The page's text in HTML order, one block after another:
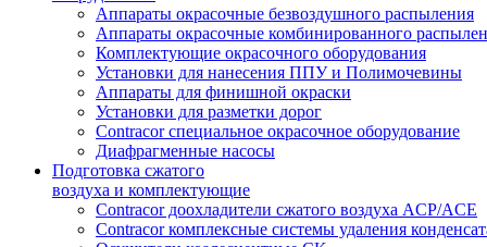
Аппараты окрасочные безвоздушного распыления
Аппараты окрасочные комбинированного
Комплектующие окрасочного оборудования
Установки для нанесения ППУ и Полимочевины
Аппараты для финишной окраски
Установки для разметки дорог
Contracor специальное окрасочное оборудование
Диафрагменные насосы
Подготовка сжатого
воздуха и комплектующие
Contracor доохладители сжатого воздуха ACP/ACE
Contracor комплексные системы удаления